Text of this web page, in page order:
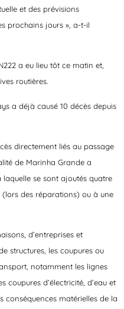
et des prévisions
prochains jours », a-t-il
a eu lieu tôt ce matin et,
routières.
a déjà causé 10 décès depuis
directement liés au passage
de Marinha Grande a
se sont ajoutés quatre
(lors des réparations) ou à une
d’entreprises et
structures, les coupures ou
notamment les lignes
coupures d’électricité, d’eau et
matérielles de la